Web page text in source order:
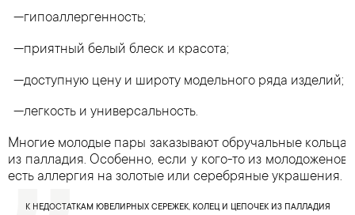
гипоаллергенность;
приятный белый блеск и красота;
доступную цену и широту модельного ряда изделий;
легкость и универсальность.
Многие молодые пары заказывают обручальные кольца
из палладия. Особенно, если у кого-то из молодоженов
есть аллергия на золотые или серебряные украшения.
К НЕДОСТАТКАМ ЮВЕЛИРНЫХ СЕРЕЖЕК, КОЛЕЦ И ЦЕПОЧЕК ИЗ ПАЛЛАДИЯ